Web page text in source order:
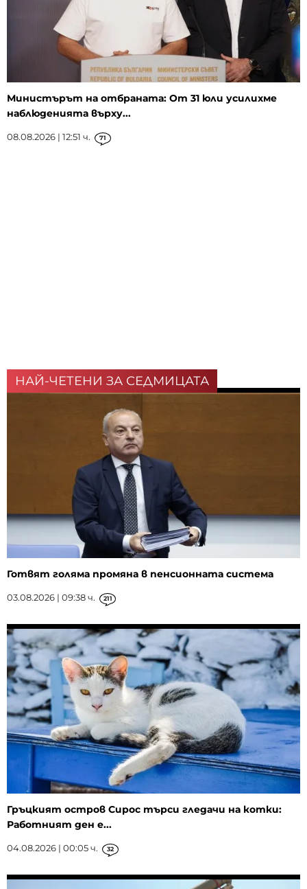
Министърът на отбраната: От 31 юли усилихме
наблюденията върху...
08.08.2026 | 12:51 ч. 71
НАЙ-ЧЕТЕНИ ЗА СЕДМИЦАТА
Готвят голяма промяна в пенсионната система
03.08.2026 | 09:38 ч. 211
Гръцкият остров Сирос търси гледачи на котки:
Работният ден е...
04.08.2026 | 00:05 ч. 32